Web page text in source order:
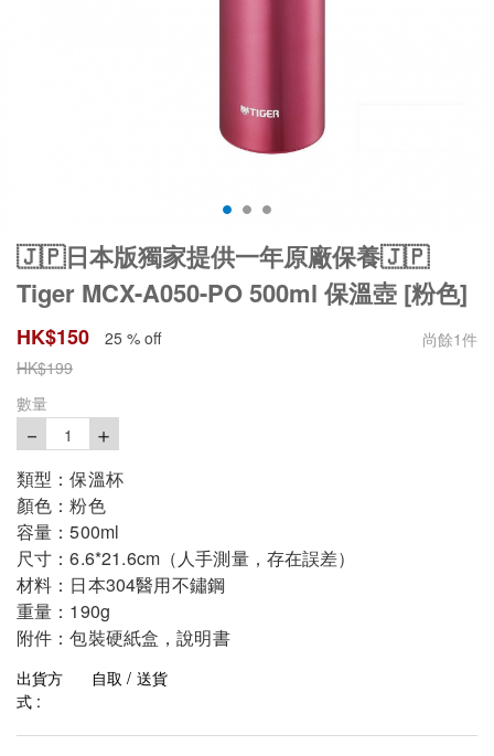
🇯🇵日本版獨家提供一年原廠保養🇯🇵
Tiger MCX-A050-PO 500ml 保溫壺 [粉色]
HK$150 25 % off 尚餘1件
HK$199
數量
－ 1 ＋
類型：保溫杯
顏色：粉色
容量：500ml
尺寸：6.6*21.6cm（人手測量，存在誤差）
材料：日本304醫用不鏽鋼
重量：190g
附件：包裝硬紙盒，說明書
出貨方
式 :
自取 / 送貨